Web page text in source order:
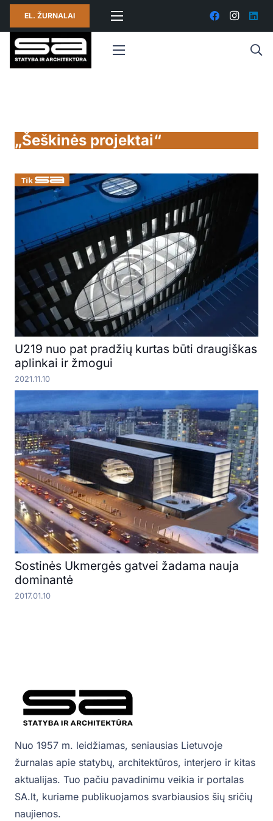
EL. ŽURNALAI
„Šeškinės projektai“
U219 nuo pat pradžių kurtas būti draugiškas
aplinkai ir žmogui
2021.11.10
Sostinės Ukmergės gatvei žadama nauja
dominantė
2017.01.10
Nuo 1957 m. leidžiamas, seniausias Lietuvoje
žurnalas apie statybų, architektūros, interjero ir kitas
aktualijas. Tuo pačiu pavadinimu veikia ir portalas
SA.lt, kuriame publikuojamos svarbiausios šių sričių
naujienos.